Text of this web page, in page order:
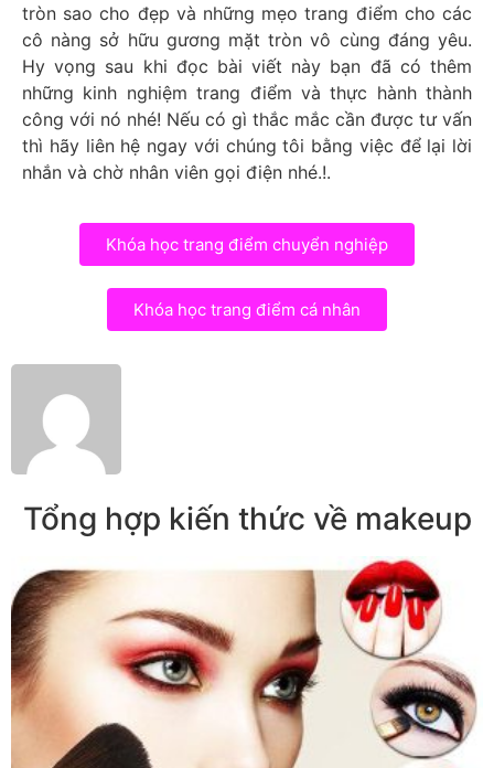
tròn sao cho đẹp và những mẹo trang điểm cho các
cô nàng sở hữu gương mặt tròn vô cùng đáng yêu.
Hy vọng sau khi đọc bài viết này bạn đã có thêm
những kinh nghiệm trang điểm và thực hành thành
công với nó nhé! Nếu có gì thắc mắc cần được tư vấn
thì hãy liên hệ ngay với chúng tôi bằng việc để lại lời
nhắn và chờ nhân viên gọi điện nhé.!.
Khóa học trang điểm chuyển nghiệp
Khóa học trang điểm cá nhân
Tổng hợp kiến thức về makeup